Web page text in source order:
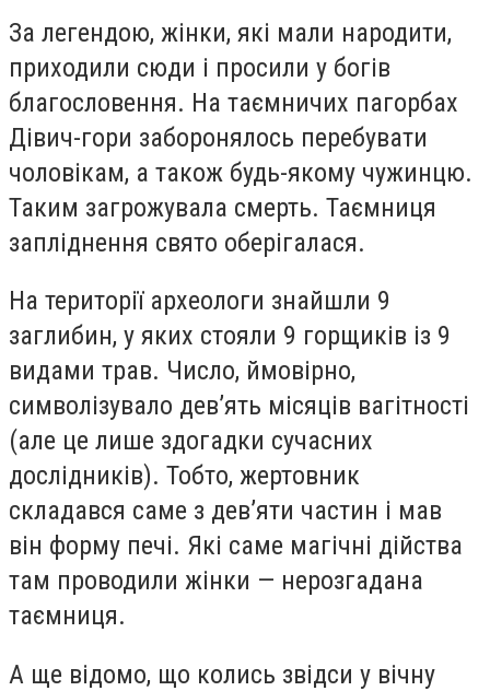
За легендою, жінки, які мали народити,
приходили сюди і просили у богів
благословення. На таємничих пагорбах
Дівич-гори заборонялось перебувати
чоловікам, а також будь-якому чужинцю.
Таким загрожувала смерть. Таємниця
запліднення свято оберігалася.
На території археологи знайшли 9
заглибин, у яких стояли 9 горщиків із 9
видами трав. Число, ймовірно,
символізувало дев’ять місяців вагітності
(але це лише здогадки сучасних
дослідників). Тобто, жертовник
складався саме з дев’яти частин і мав
він форму печі. Які саме магічні дійства
там проводили жінки — нерозгадана
таємниця.
А ще відомо, що колись звідси у вічну